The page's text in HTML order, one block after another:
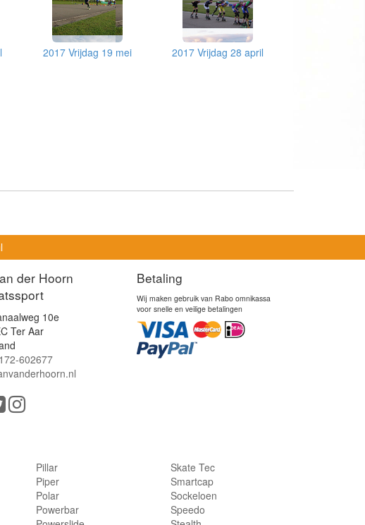
2017 Vrijdag 19 mei 2017 Vrijdag 28 april
der Hoorn
10e
Ter Aar
602677
Betaling
Wij maken gebruik van Rabo omnikassa
voor snelle en veilige betalingen
Pillar
Piper
Polar
Powerbar
Skate Tec
Smartcap
Sockeloen
Speedo